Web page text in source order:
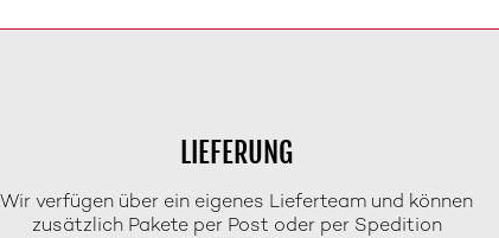
LIEFERUNG
Wir verfügen über ein eigenes Lieferteam und können
zusätzlich Pakete per Post oder per Spedition